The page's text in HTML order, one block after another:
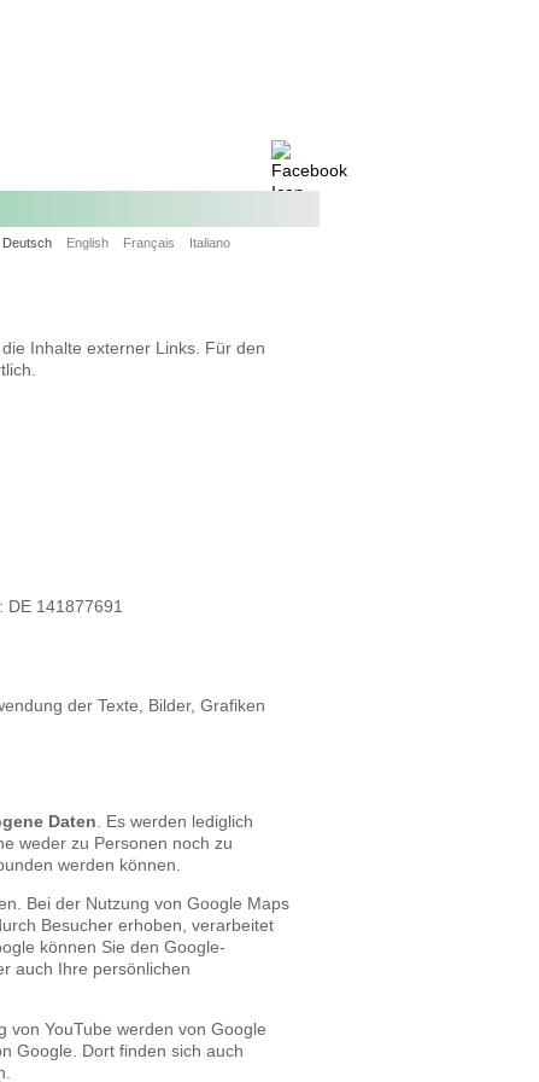
Deutsch English Français Italiano
Inhalte externer Links. Für den
141877691
der Texte, Bilder, Grafiken
Daten . Es werden lediglich
weder zu Personen noch zu
werden können.
Bei der Nutzung von Google Maps
Besucher erhoben, verarbeitet
können Sie den Google-
auch Ihre persönlichen
von YouTube werden von Google
Google. Dort finden sich auch